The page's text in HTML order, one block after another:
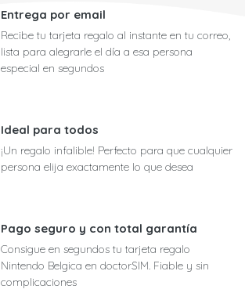
Entrega por email
Recibe tu tarjeta regalo al instante en tu correo,
lista para alegrarle el día a esa persona
especial en segundos
Ideal para todos
¡Un regalo infalible! Perfecto para que cualquier
persona elija exactamente lo que desea
Pago seguro y con total garantía
Consigue en segundos tu tarjeta regalo
Nintendo Belgica en doctorSIM. Fiable y sin
complicaciones